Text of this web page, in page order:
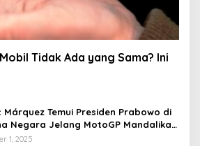
Tidak Ada yang Sama? Ini
Márquez Temui Presiden Prabowo di
Negara Jelang MotoGP Mandalika
1, 2025